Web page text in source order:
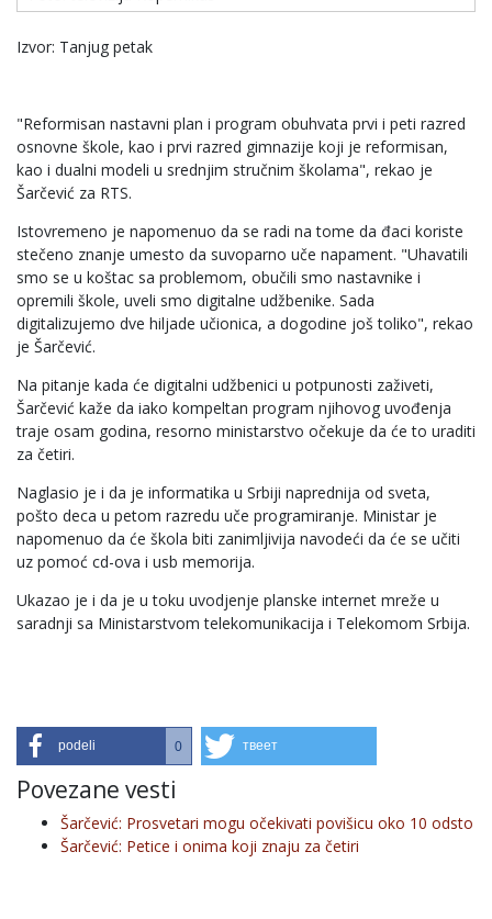
Izvor: Tanjug petak
"Reformisan nastavni plan i program obuhvata prvi i peti razred
osnovne škole, kao i prvi razred gimnazije koji je reformisan,
kao i dualni modeli u srednjim stručnim školama", rekao je
Šarčević za RTS.
Istovremeno je napomenuo da se radi na tome da đaci koriste
stečeno znanje umesto da suvoparno uče napament. "Uhavatili
smo se u koštac sa problemom, obučili smo nastavnike i
opremili škole, uveli smo digitalne udžbenike. Sada
digitalizujemo dve hiljade učionica, a dogodine još toliko", rekao
je Šarčević.
Na pitanje kada će digitalni udžbenici u potpunosti zaživeti,
Šarčević kaže da iako kompeltan program njihovog uvođenja
traje osam godina, resorno ministarstvo očekuje da će to uraditi
za četiri.
Naglasio je i da je informatika u Srbiji naprednija od sveta,
pošto deca u petom razredu uče programiranje. Ministar je
napomenuo da će škola biti zanimljivija navodeći da će se učiti
uz pomoć cd-ova i usb memorija.
Ukazao je i da je u toku uvodjenje planske internet mreže u
saradnji sa Ministarstvom telekomunikacija i Telekomom Srbija.
podeli 0 твеет
Povezane vesti
Šarčević: Prosvetari mogu očekivati povišicu oko 10 odsto
Šarčević: Petice i onima koji znaju za četiri